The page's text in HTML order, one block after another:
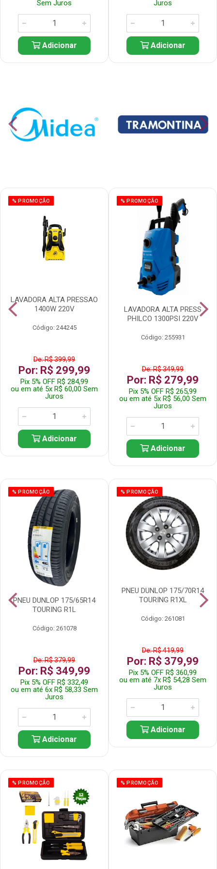
Sem Juros
Adicionar
Juros
Adicionar
% PROMOÇÃO
LAVADORA ALTA PRESSAO
1400W 220V
Código: 244245
De: R$ 399,99
Por: R$ 299,99
Pix 5% OFF R$ 284,99
ou em até 5x R$ 60,00 Sem
Juros
Adicionar
% PROMOÇÃO
LAVADORA ALTA PRESS
PHILCO 1300PSI 220V
Código: 255931
De: R$ 349,99
Por: R$ 279,99
Pix 5% OFF R$ 265,99
ou em até 5x R$ 56,00 Sem
Juros
Adicionar
% PROMOÇÃO
PNEU DUNLOP 175/65R14
TOURING R1L
Código: 261078
De: R$ 379,99
Por: R$ 349,99
Pix 5% OFF R$ 332,49
ou em até 6x R$ 58,33 Sem
Juros
Adicionar
% PROMOÇÃO
PNEU DUNLOP 175/70R14
TOURING R1XL
Código: 261081
De: R$ 419,99
Por: R$ 379,99
Pix 5% OFF R$ 360,99
ou em até 7x R$ 54,28 Sem
Juros
Adicionar
% PROMOÇÃO % PROMOÇÃO